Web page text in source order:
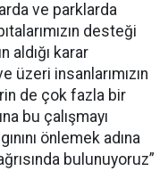
ve parklarda
desteği
aldığı karar
insanlarımızın
de çok fazla bir
bu çalışmayı
önlemek adına
bulunuyoruz”